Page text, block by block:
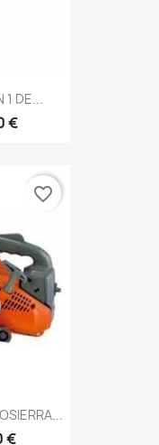
1 DE...
€
€
favorite_border